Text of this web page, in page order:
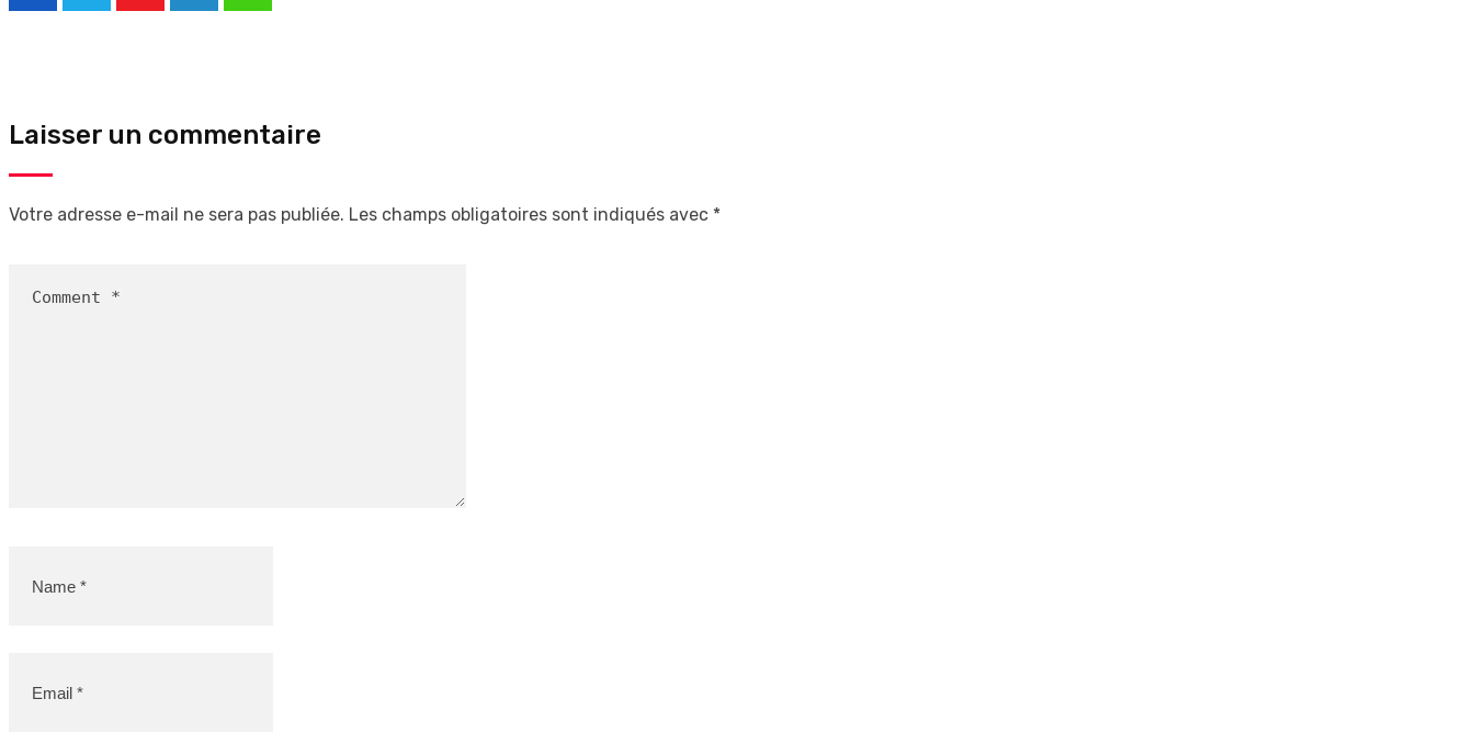
Laisser un commentaire
Votre adresse e-mail ne sera pas publiée. Les champs obligatoires sont indiqués avec *